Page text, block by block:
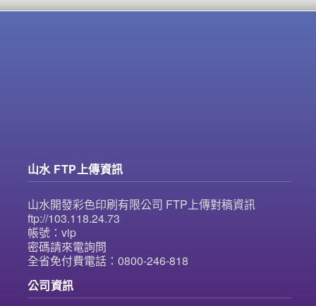
山水 FTP上傳資訊
山水開發彩色印刷有限公司 FTP上傳對稿資訊
ftp://103.118.24.73
帳號：vip
密碼請來電詢問
全省免付費電話：0800-246-818
公司資訊